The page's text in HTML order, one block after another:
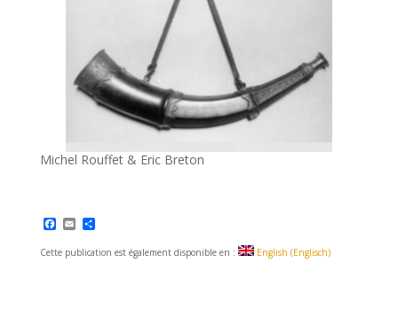
Michel Rouffet & Eric Breton
F
a
c
e
E
m
a
i
T
e
i
l
Cette publication est également disponible en : English (Englisch)